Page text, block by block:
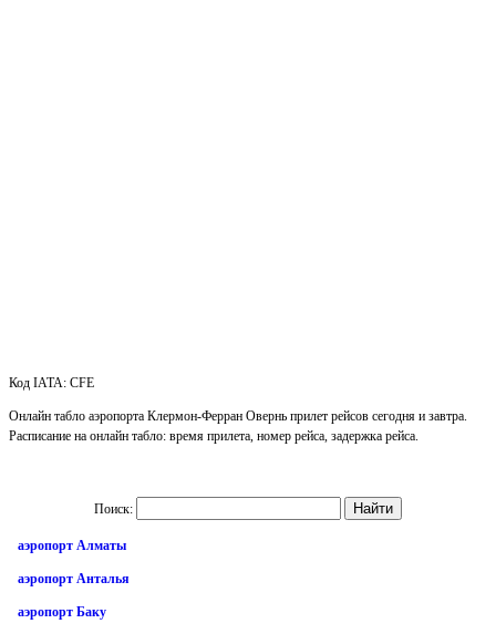
Код IATA: CFE
Онлайн табло аэропорта Клермон-Ферран Овернь прилет рейсов сегодня и завтра.
Расписание на онлайн табло: время прилета, номер рейса, задержка рейса.
Поиск:
аэропорт Алматы
аэропорт Анталья
аэропорт Баку